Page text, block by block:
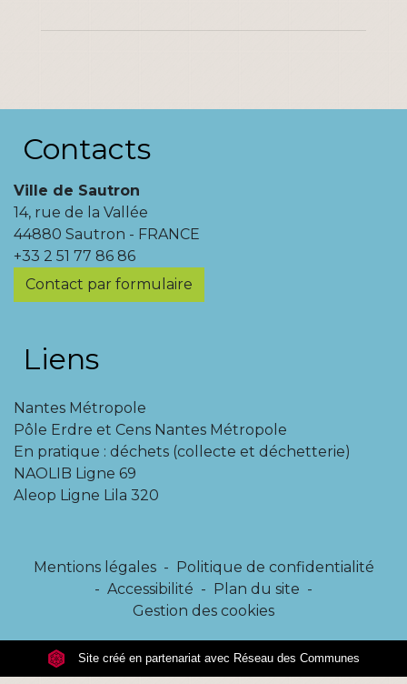
Contacts
Ville de Sautron
14, rue de la Vallée
44880 Sautron - FRANCE
+33 2 51 77 86 86
Contact par formulaire
Liens
Nantes Métropole
Pôle Erdre et Cens Nantes Métropole
En pratique : déchets (collecte et déchetterie)
NAOLIB Ligne 69
Aleop Ligne Lila 320
Mentions légales - Politique de confidentialité
- Accessibilité - Plan du site -
Gestion des cookies
Site créé en partenariat avec Réseau des Communes